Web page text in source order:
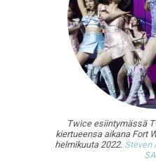
Twice esiintymässä
kiertueensa aikana Fort
helmikuuta 2022. Steven